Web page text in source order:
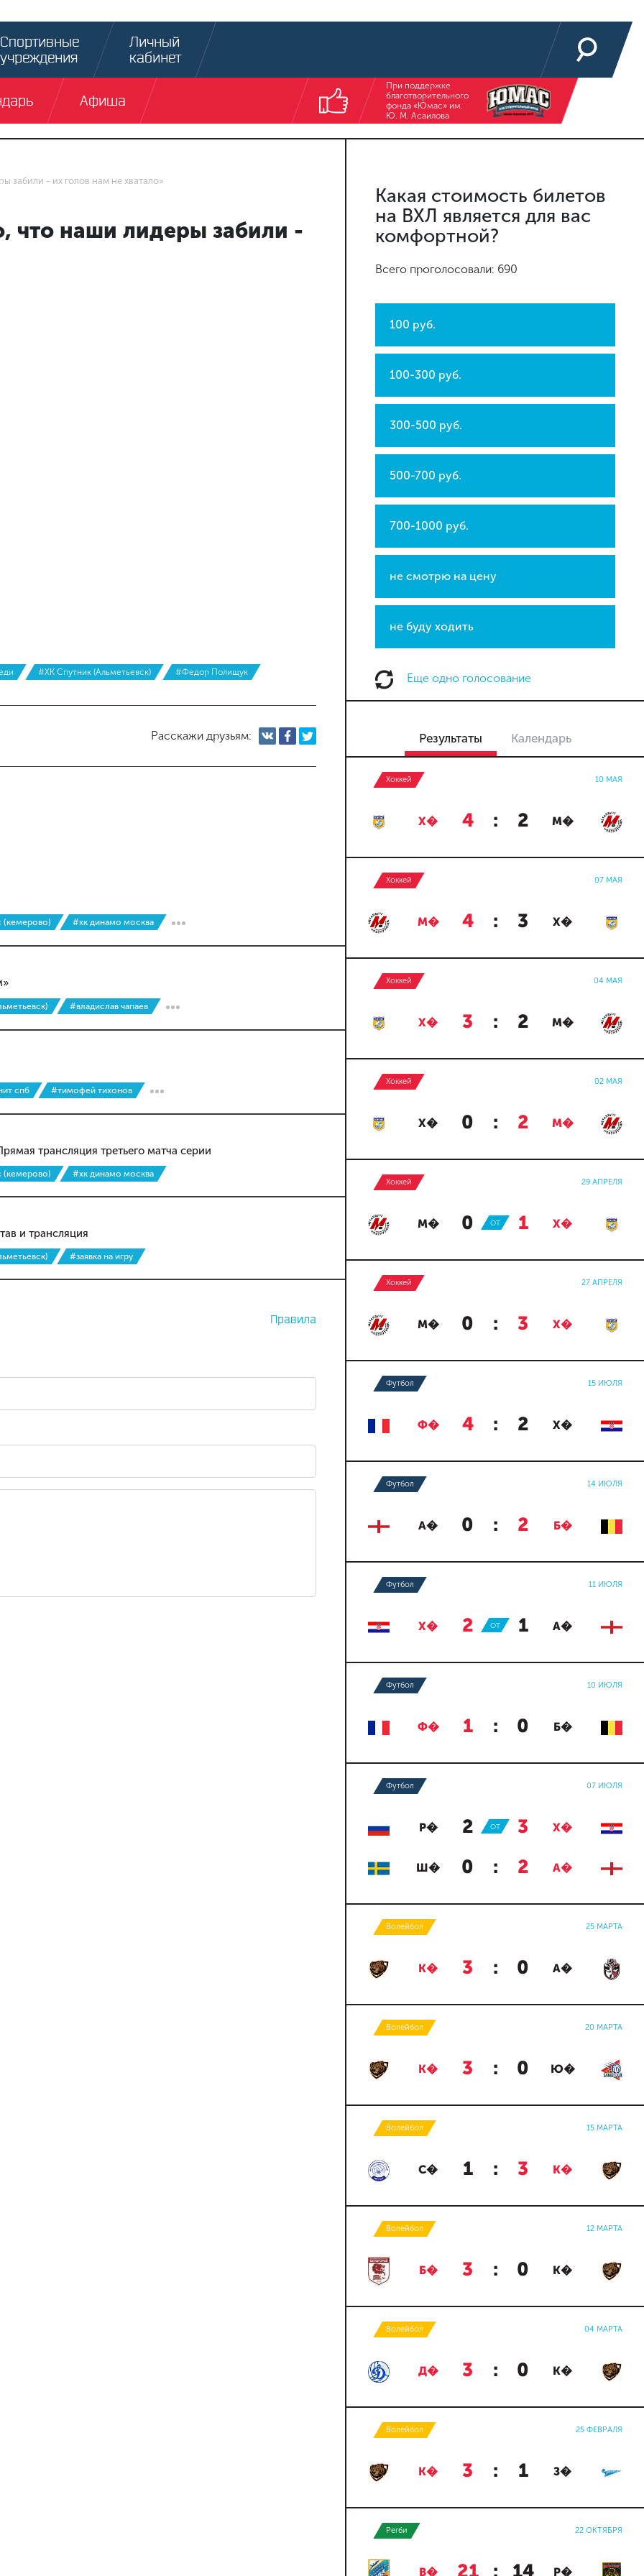
Спортивные
учреждения
Личный
кабинет
Афиша
При поддержке
благотворительного
фонда «Юмас» им.
Ю. М. Асаилова
забили - их голов нам не хватало»
наши лидеры забили -
#ХК Спутник (Альметьевск) #Федор Полищук
Расскажи друзьям:
(кемерово) #хк динамо москва
#владислав чапаев
спб #тимофей тихонов
трансляция третьего матча серии
(кемерово) #хк динамо москва
и трансляция
#заявка на игру
Правила
Какая стоимость билетов
на ВХЛ является для вас
комфортной?
Всего проголосовали: 690
100 руб.
100-300 руб.
300-500 руб.
500-700 руб.
700-1000 руб.
не смотрю на цену
не буду ходить
Еще одно голосование
Результаты Календарь
Хоккей 10 МАЯ
Х� 4 : 2 М�
Хоккей 07 МАЯ
М� 4 : 3 Х�
Хоккей 04 МАЯ
Х� 3 : 2 М�
Хоккей 02 МАЯ
Х� 0 : 2 М�
Хоккей 29 АПРЕЛЯ
М� 0 : 1 Х�
ОТ
Хоккей 27 АПРЕЛЯ
М� 0 : 3 Х�
Футбол 15 ИЮЛЯ
Ф� 4 : 2 Х�
Футбол 14 ИЮЛЯ
А� 0 : 2 Б�
Футбол 11 ИЮЛЯ
Х� 2 : 1 А�
ОТ
Футбол 10 ИЮЛЯ
Ф� 1 : 0 Б�
Футбол 07 ИЮЛЯ
Р� 2 : 3 Х�
ОТ
Ш� 0 : 2 А�
Волейбол 25 МАРТА
К� 3 : 0 А�
Волейбол 20 МАРТА
К� 3 : 0 Ю�
Волейбол 15 МАРТА
С� 1 : 3 К�
Волейбол 12 МАРТА
Б� 3 : 0 К�
Волейбол 04 МАРТА
Д� 3 : 0 К�
Волейбол 25 ФЕВРАЛЯ
К� 3 : 1 З�
Регби 22 ОКТЯБРЯ
В� 21 : 14 Р�